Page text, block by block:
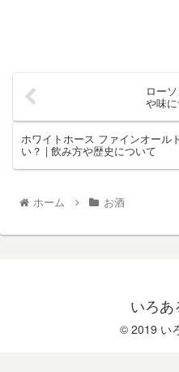
ロー
や味
ホワイトホース ファインオール
い？ | 飲み方や歴史について
ホーム お酒
いろあ
© 2019 い